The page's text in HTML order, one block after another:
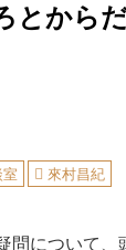
とから
來村昌紀
について